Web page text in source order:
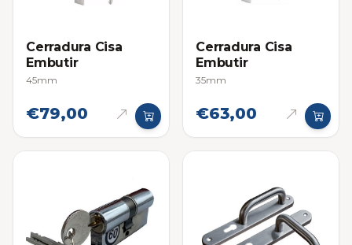
Cerradura Cisa
Embutir
45mm
€79,00
Cerradura Cisa
Embutir
35mm
€63,00